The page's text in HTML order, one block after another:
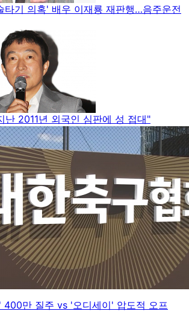
타기 의혹' 배우 이재룡 재판행…음주운전
난 2011년 외국인 심판에 성 접대"
400만 질주 vs '오디세이' 압도적 오프